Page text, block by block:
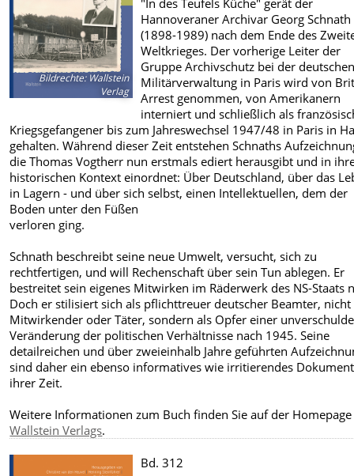
Bildrechte:Wallstein
Verlag
Hannoveraner Archivar Georg Schnath
(1898-1989) nach dem Ende des
Weltkrieges. Der vorherige Leiter der
Gruppe Archivschutz bei der
Militärverwaltung in Paris wird von
Arrest genommen, von Amerikanern
interniert und schließlich als
Kriegsgefangener bis zum Jahreswechsel 1947/48 in Paris in
gehalten. Während dieser Zeit entstehen Schnaths
die Thomas Vogtherr nun erstmals ediert herausgibt und in
historischen Kontext einordnet: Über Deutschland, über das
in Lagern - und über sich selbst, einen Intellektuellen, dem der
Boden unter den Füßen
verloren ging.
Schnath beschreibt seine neue Umwelt, versucht, sich zu
rechtfertigen, und will Rechenschaft über sein Tun ablegen. Er
bestreitet sein eigenes Mitwirken im Räderwerk des NS-Staats
Doch er stilisiert sich als pflichttreuer deutscher Beamter, nicht
Mitwirkender oder Täter, sondern als Opfer einer
Veränderung der politischen Verhältnisse nach 1945. Seine
detailreichen und über zweieinhalb Jahre geführten
sind daher ein ebenso informatives wie irritierendes Dokument
ihrer Zeit.
Weitere Informationen zum Buch finden Sie auf der Homepage
Wallstein Verlags.
Bd. 312